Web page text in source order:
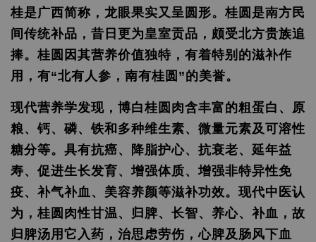
桂是广西简称，龙眼果实又呈圆形。桂圆是南方民
间传统补品，昔日更为皇室贡品，颇受北方贵族追
捧。桂圆因其营养价值独特，有着特别的滋补作
用，有“北有人参，南有桂圆”的美誉。
现代营养学发现，博白桂圆肉含丰富的粗蛋白、原
粮、钙、磷、铁和多种维生素、微量元素及可溶性
糖分等。具有抗癌、降脂护心、抗衰老、延年益
寿、促进生长发育、增强体质、增强非特异性免
疫、补气补血、美容养颜等滋补功效。现代中医认
为，桂圆肉性甘温、归脾、长智、养心、补血，故
归脾汤用它入药，治思虑劳伤，心脾及肠风下血